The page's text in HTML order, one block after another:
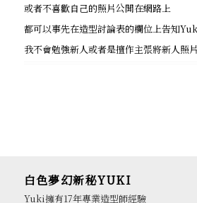
或者不喜歡自己的照片公開在網路上
都可以事先在造型討論表的欄位上告知
我不會勉強新人或者是擅作主張將新人照
白色夢幻新秘YUKI
Yuki擁有17年專業造型師經驗